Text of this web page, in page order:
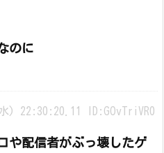
のに
) 22:30:20.11 ID:GOvTriVR0
や配信者がぶっ壊したゲ